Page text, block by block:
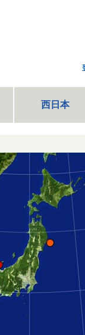
西日本